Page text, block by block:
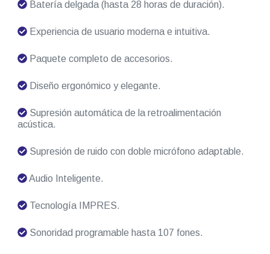
Batería delgada (hasta 28 horas de duración).
Experiencia de usuario moderna e intuitiva.
Paquete completo de accesorios.
Diseño ergonómico y elegante.
Supresión automática de la retroalimentación
acústica.
Supresión de ruido con doble micrófono adaptable.
Audio Inteligente.
Tecnología IMPRES.
Sonoridad programable hasta 107 fones.